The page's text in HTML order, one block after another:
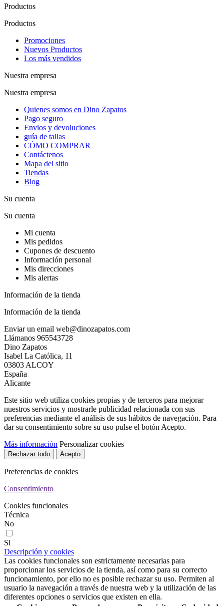
Productos
Productos
Promociones
Nuevos Productos
Los más vendidos
Nuestra empresa
Nuestra empresa
Quienes somos en Dino Zapatos
Pago seguro
Envios y devoluciones
guía de tallas
CÓMO COMPRAR
Contáctenos
Mapa del sitio
Tiendas
Blog
Su cuenta
Su cuenta
Mi cuenta
Mis pedidos
Cupones de descuento
Información personal
Mis direcciones
Mis alertas
Información de la tienda
Información de la tienda
Enviar un email web@dinozapatos.com
Llámanos 965543728
Dino Zapatos
Isabel La Católica, 11
03803 ALCOY
España
Alicante
Este sitio web utiliza cookies propias y de terceros para mejorar
nuestros servicios y mostrarle publicidad relacionada con sus
preferencias mediante el análisis de sus hábitos de navegación. Para
dar su consentimiento sobre su uso pulse el botón Acepto.
Más información Personalizar cookies
Rechazar todo Acepto
Preferencias de cookies
Consentimiento
Cookies funcionales
Técnica
No
Si
Descripción y cookies
Las cookies funcionales son estrictamente necesarias para
proporcionar los servicios de la tienda, así como para su correcto
funcionamiento, por ello no es posible rechazar su uso. Permiten al
usuario la navegación a través de nuestra web y la utilización de las
diferentes opciones o servicios que existen en ella.